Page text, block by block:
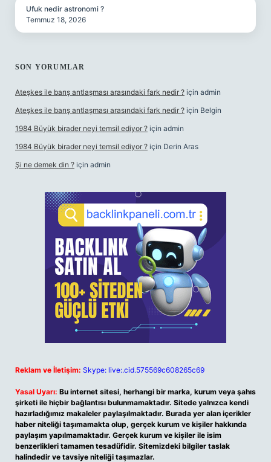
Ufuk nedir astronomi ?
Temmuz 18, 2026
SON YORUMLAR
Ateşkes ile barış antlaşması arasındaki fark nedir ? için admin
Ateşkes ile barış antlaşması arasındaki fark nedir ? için Belgin
1984 Büyük birader neyi temsil ediyor ? için admin
1984 Büyük birader neyi temsil ediyor ? için Derin Aras
Şi ne demek din ? için admin
Reklam ve İletişim: Skype: live:.cid.575569c608265c69
Yasal Uyarı: Bu internet sitesi, herhangi bir marka, kurum veya şahıs
şirketi ile hiçbir bağlantısı bulunmamaktadır. Sitede yalnızca kendi
hazırladığımız makaleler paylaşılmaktadır. Burada yer alan içerikler
haber niteliği taşımamakta olup, gerçek kurum ve kişiler hakkında
paylaşım yapılmamaktadır. Gerçek kurum ve kişiler ile isim
benzerlikleri tamamen tesadüfidir. Sitemizdeki bilgiler taslak
halindedir ve tavsiye niteliği taşımazlar.